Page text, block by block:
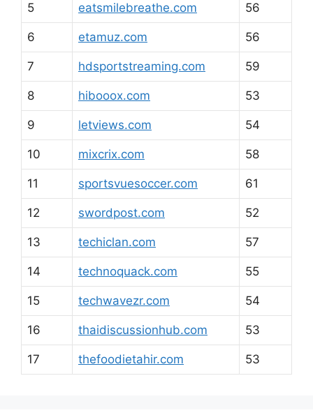
5 eatsmilebreathe.com 56
6 etamuz.com 56
7 hdsportstreaming.com 59
8 hibooox.com 53
9 letviews.com 54
10 mixcrix.com 58
11 sportsvuesoccer.com 61
12 swordpost.com 52
13 techiclan.com 57
14 technoquack.com 55
15 techwavezr.com 54
16 thaidiscussionhub.com 53
17 thefoodietahir.com 53